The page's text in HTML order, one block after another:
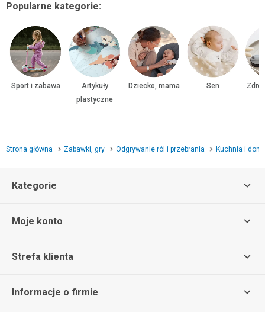
Popularne kategorie:
Sport i zabawa
Artykuły
plastyczne
Dziecko, mama Sen
Strona główna Zabawki, gry Odgrywanie ról i przebrania Kuchnia i dom
Kategorie
Moje konto
Strefa klienta
Informacje o firmie